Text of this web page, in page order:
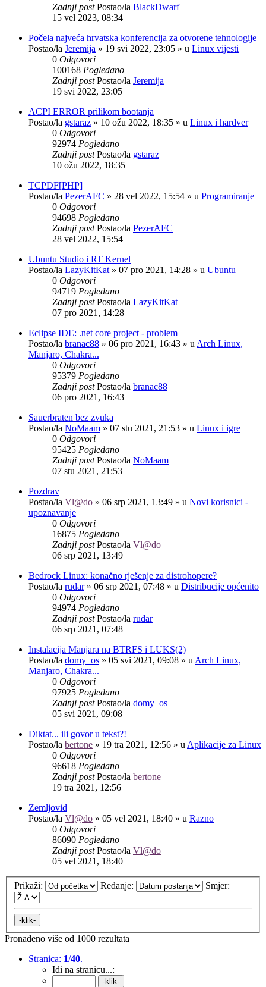
Zadnji postPostao/la BlackDwarf
15 vel 2023, 08:34
Počela najveća hrvatska konferencija za otvorene tehnologije
Postao/la Jeremija » 19 svi 2022, 23:05 » u Linux vijesti
0 Odgovori
100168 Pogledano
Zadnji postPostao/la Jeremija
19 svi 2022, 23:05
ACPI ERROR prilikom bootanja
Postao/la gstaraz » 10 ožu 2022, 18:35 » u Linux i hardver
0 Odgovori
92974 Pogledano
Zadnji postPostao/la gstaraz
10 ožu 2022, 18:35
TCPDF[PHP]
Postao/la PezerAFC » 28 vel 2022, 15:54 » u Programiranje
0 Odgovori
94698 Pogledano
Zadnji postPostao/la PezerAFC
28 vel 2022, 15:54
Ubuntu Studio i RT Kernel
Postao/la LazyKitKat » 07 pro 2021, 14:28 » u Ubuntu
0 Odgovori
94719 Pogledano
Zadnji postPostao/la LazyKitKat
07 pro 2021, 14:28
Eclipse IDE: .net core project - problem
Postao/la branac88 » 06 pro 2021, 16:43 » u Arch Linux,
Manjaro, Chakra...
0 Odgovori
95379 Pogledano
Zadnji postPostao/la branac88
06 pro 2021, 16:43
Sauerbraten bez zvuka
Postao/la NoMaam » 07 stu 2021, 21:53 » u Linux i igre
0 Odgovori
95425 Pogledano
Zadnji postPostao/la NoMaam
07 stu 2021, 21:53
Pozdrav
Postao/la Vl@do » 06 srp 2021, 13:49 » u Novi korisnici -
upoznavanje
0 Odgovori
16875 Pogledano
Zadnji postPostao/la Vl@do
06 srp 2021, 13:49
Bedrock Linux: konačno rješenje za distrohopere?
Postao/la rudar» 06 srp 2021, 07:48 » u Distribucije općenito
0 Odgovori
94974 Pogledano
Zadnji postPostao/la rudar
06 srp 2021, 07:48
Instalacija Manjara na BTRFS i LUKS(2)
Postao/la domy_os » 05 svi 2021, 09:08 » u Arch Linux,
Manjaro, Chakra...
0 Odgovori
97925 Pogledano
Zadnji postPostao/la domy_os
05 svi 2021, 09:08
Diktat... ili govor u tekst?!
Postao/la bertone » 19 tra 2021, 12:56 » u Aplikacije za Linux
0 Odgovori
96618 Pogledano
Zadnji postPostao/la bertone
19 tra 2021, 12:56
Zemljovid
Postao/la Vl@do » 05 vel 2021, 18:40 » u Razno
0 Odgovori
86090 Pogledano
Zadnji postPostao/la Vl@do
05 vel 2021, 18:40
Prikaži: Redanje: Smjer:
Pronađeno više od 1000 rezultata
Stranica: 1/40.
Idi na stranicu...: